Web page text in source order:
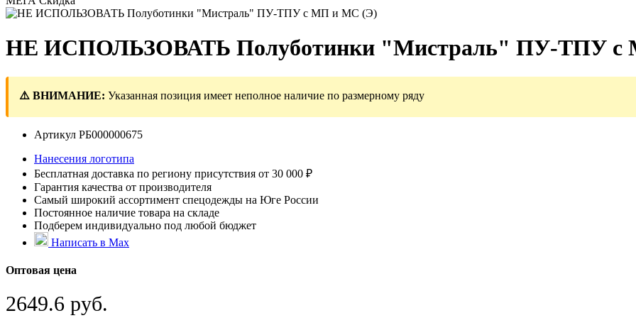
НЕ ИСПОЛЬЗОВАТЬ Полуботинки "Мистраль" ПУ-ТПУ
⚠️ ВНИМАНИЕ: Указанная позиция имеет неполное наличие по размерному ряду
Артикул РБ000000675
Нанесения логотипа
Бесплатная доставка по региону присутствия от 30 000 ₽
Гарантия качества от производителя
Самый широкий ассортимент спецодежды на Юге России
Постоянное наличие товара на складе
Подберем индивидуально под любой бюджет
Написать в Max
Оптовая цена
2649.6 руб.